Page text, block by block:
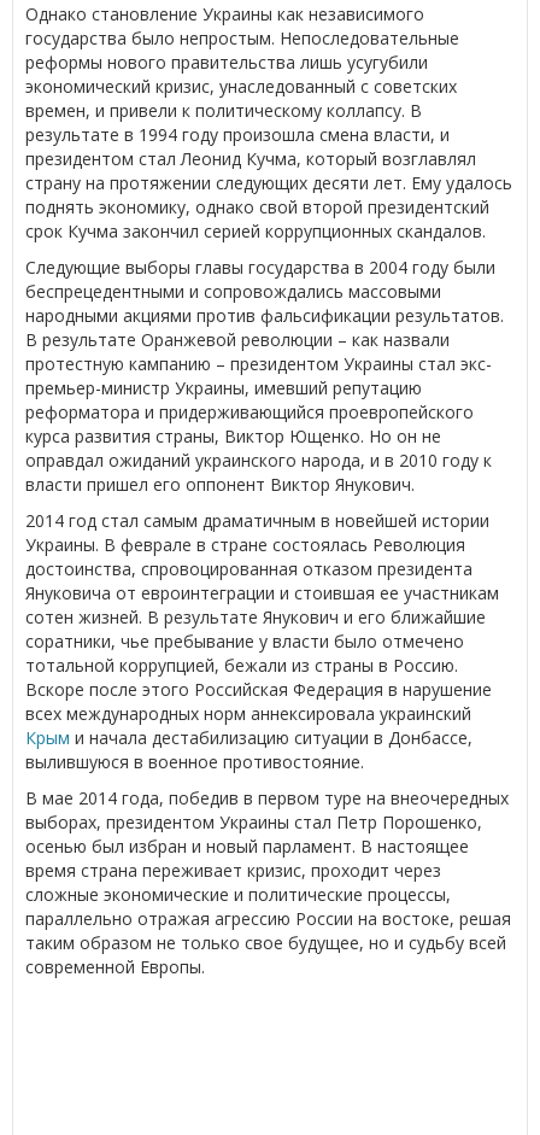
Однако становление Украины как независимого
государства было непростым. Непоследовательные
реформы нового правительства лишь усугубили
экономический кризис, унаследованный с советских
времен, и привели к политическому коллапсу. В
результате в 1994 году произошла смена власти, и
президентом стал Леонид Кучма, который возглавлял
страну на протяжении следующих десяти лет. Ему удалось
поднять экономику, однако свой второй президентский
срок Кучма закончил серией коррупционных скандалов.
Следующие выборы главы государства в 2004 году были
беспрецедентными и сопровождались массовыми
народными акциями против фальсификации результатов.
В результате Оранжевой революции – как назвали
протестную кампанию – президентом Украины стал экс-
премьер-министр Украины, имевший репутацию
реформатора и придерживающийся проевропейского
курса развития страны, Виктор Ющенко. Но он не
оправдал ожиданий украинского народа, и в 2010 году к
власти пришел его оппонент Виктор Янукович.
2014 год стал самым драматичным в новейшей истории
Украины. В феврале в стране состоялась Революция
достоинства, спровоцированная отказом президента
Януковича от евроинтеграции и стоившая ее участникам
сотен жизней. В результате Янукович и его ближайшие
соратники, чье пребывание у власти было отмечено
тотальной коррупцией, бежали из страны в Россию.
Вскоре после этого Российская Федерация в нарушение
всех международных норм аннексировала украинский
Крым и начала дестабилизацию ситуации в Донбассе,
вылившуюся в военное противостояние.
В мае 2014 года, победив в первом туре на внеочередных
выборах, президентом Украины стал Петр Порошенко,
осенью был избран и новый парламент. В настоящее
время страна переживает кризис, проходит через
сложные экономические и политические процессы,
параллельно отражая агрессию России на востоке, решая
таким образом не только свое будущее, но и судьбу всей
современной Европы.